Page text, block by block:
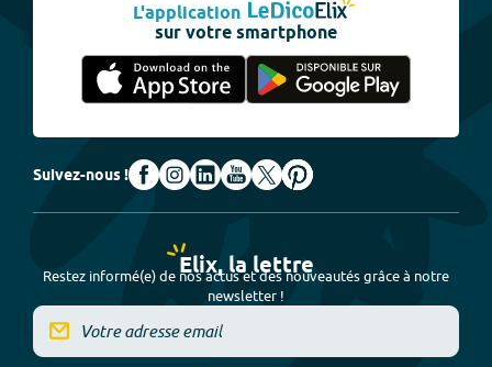
L'application
sur votre smartphone
Suivez-nous !
Elix, la lettre
Restez informé(e) de nos actus et des nouveautés grâce à notre
newsletter !